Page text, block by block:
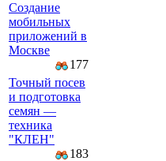
Создание
мобильных
приложений в
Москве
177
Точный посев
и подготовка
семян —
техника
"КЛЕН"
183